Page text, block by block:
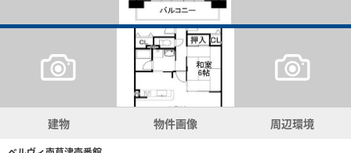
建物 物件画像 周辺環境